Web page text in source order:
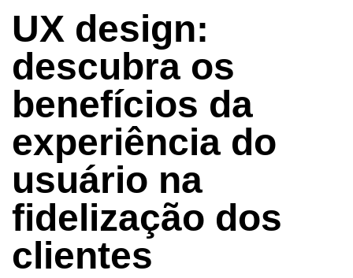
UX design:
descubra os
benefícios da
experiência do
usuário na
fidelização dos
clientes